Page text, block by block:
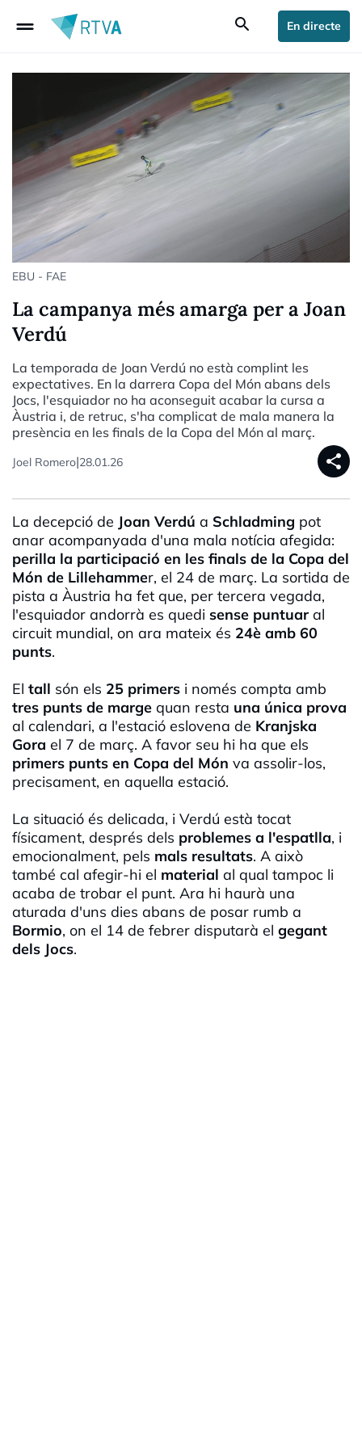
drag_handle search En directe
EBU - FAE
La campanya més amarga per a Joan
Verdú
La temporada de Joan Verdú no està complint les
expectatives. En la darrera Copa del Món abans dels
Jocs, l'esquiador no ha aconseguit acabar la cursa a
Àustria i, de retruc, s'ha complicat de mala manera la
presència en les finals de la Copa del Món al març.
Joel Romero|28.01.26 share
La decepció de Joan Verdú a Schladming pot
anar acompanyada d'una mala notícia afegida:
perilla la participació en les finals de la Copa del
Món de Lillehammer, el 24 de març. La sortida de
pista a Àustria ha fet que, per tercera vegada,
l'esquiador andorrà es quedi sense puntuar al
circuit mundial, on ara mateix és 24è amb 60
punts.
El tall són els 25 primers i només compta amb
tres punts de marge quan resta una única prova
al calendari, a l'estació eslovena de Kranjska
Gora el 7 de març. A favor seu hi ha que els
primers punts en Copa del Món va assolir-los,
precisament, en aquella estació.
La situació és delicada, i Verdú està tocat
físicament, després dels problemes a l'espatlla, i
emocionalment, pels mals resultats. A això
també cal afegir-hi el material al qual tampoc li
acaba de trobar el punt. Ara hi haurà una
aturada d'uns dies abans de posar rumb a
Bormio, on el 14 de febrer disputarà el gegant
dels Jocs.